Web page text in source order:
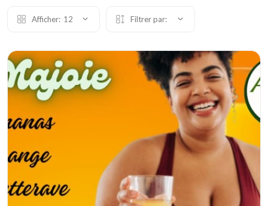
Afficher: 12 Filtrer par: